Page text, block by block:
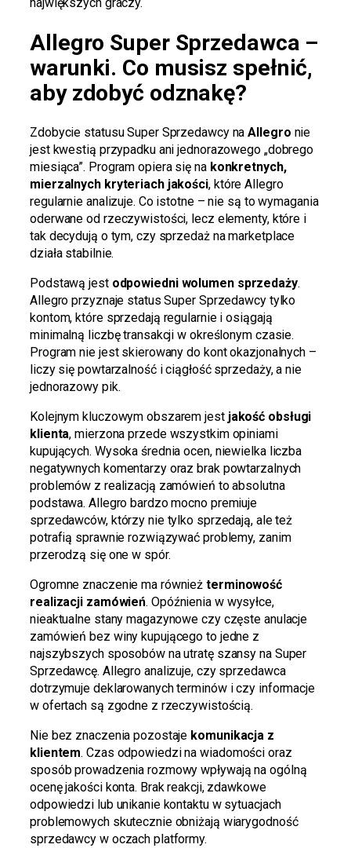
Allegro Super Sprzedawca –
warunki. Co musisz spełnić,
aby zdobyć odznakę?
Zdobycie statusu Super Sprzedawcy naAllegro nie
jest kwestią przypadku ani jednorazowego „dobrego
miesiąca”. Program opiera się na konkretnych,
mierzalnych kryteriach jakości, które Allegro
regularnie analizuje. Co istotne – nie są to wymagania
oderwane od rzeczywistości, lecz elementy, które i
tak decydują o tym, czy sprzedaż na marketplace
działa stabilnie.
Podstawą jest odpowiedni wolumen sprzedaży.
Allegro przyznaje status Super Sprzedawcy tylko
kontom, które sprzedają regularnie i osiągają
minimalną liczbę transakcji w określonym czasie.
Program nie jest skierowany do kont okazjonalnych –
liczy się powtarzalność i ciągłość sprzedaży, a nie
jednorazowy pik.
Kolejnym kluczowym obszarem jest jakość obsługi
klienta, mierzona przede wszystkim opiniami
kupujących. Wysoka średnia ocen, niewielka liczba
negatywnych komentarzy oraz brak powtarzalnych
problemów z realizacją zamówień to absolutna
podstawa. Allegro bardzo mocno premiuje
sprzedawców, którzy nie tylko sprzedają, ale też
potrafią sprawnie rozwiązywać problemy, zanim
przerodzą się one w spór.
Ogromne znaczenie ma równieżterminowość
realizacji zamówień. Opóźnienia w wysyłce,
nieaktualne stany magazynowe czy częste anulacje
zamówień bez winy kupującego to jedne z
najszybszych sposobów na utratę szansy na Super
Sprzedawcę. Allegro analizuje, czy sprzedawca
dotrzymuje deklarowanych terminów i czy informacje
w ofertach są zgodne z rzeczywistością.
Nie bez znaczenia pozostaje komunikacja z
klientem. Czas odpowiedzi na wiadomości oraz
sposób prowadzenia rozmowy wpływają na ogólną
ocenę jakości konta. Brak reakcji, zdawkowe
odpowiedzi lub unikanie kontaktu w sytuacjach
problemowych skutecznie obniżają wiarygodność
sprzedawcy w oczach platformy.